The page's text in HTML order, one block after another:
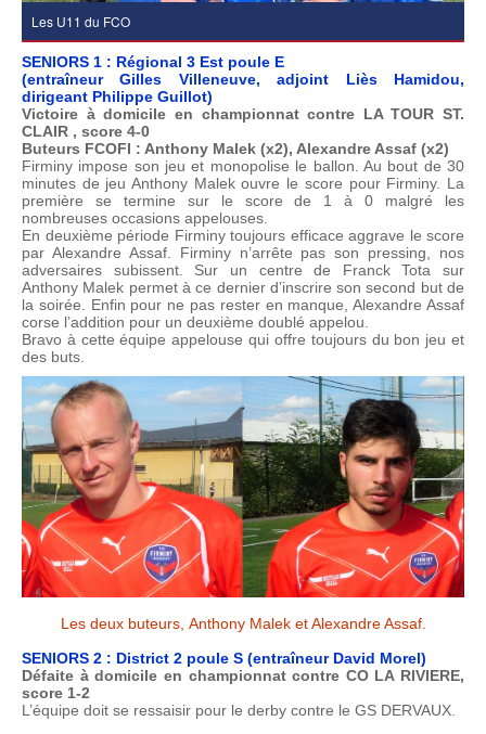
Les U11 du FCO
SENIORS 1 : Régional 3 Est poule E
(entraîneur Gilles Villeneuve, adjoint Liès Hamidou,
dirigeant Philippe Guillot)
Victoire à domicile en championnat contre LA TOUR ST.
CLAIR , score 4-0
Buteurs FCOFI : Anthony Malek (x2), Alexandre Assaf (x2)
Firminy impose son jeu et monopolise le ballon. Au bout de 30
minutes de jeu Anthony Malek ouvre le score pour Firminy. La
première se termine sur le score de 1 à 0 malgré les
nombreuses occasions appelouses.
En deuxième période Firminy toujours efficace aggrave le score
par Alexandre Assaf. Firminy n’arrête pas son pressing, nos
adversaires subissent. Sur un centre de Franck Tota sur
Anthony Malek permet à ce dernier d’inscrire son second but de
la soirée. Enfin pour ne pas rester en manque, Alexandre Assaf
corse l’addition pour un deuxième doublé appelou.
Bravo à cette équipe appelouse qui offre toujours du bon jeu et
des buts.
Les deux buteurs, Anthony Malek et Alexandre Assaf.
SENIORS 2 : District 2 poule S (entraîneur David Morel)
Défaite à domicile en championnat contre CO LA RIVIERE,
score 1-2
L’équipe doit se ressaisir pour le derby contre le GS DERVAUX.